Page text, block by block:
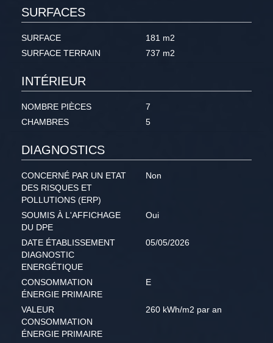
SURFACES
SURFACE
181 m2
SURFACE TERRAIN
737 m2
INTÉRIEUR
NOMBRE PIÈCES
7
CHAMBRES
5
DIAGNOSTICS
CONCERNÉ PAR UN ETAT
DES RISQUES ET
POLLUTIONS (ERP)
Non
SOUMIS À L'AFFICHAGE
DU DPE
Oui
DATE ÉTABLISSEMENT
DIAGNOSTIC
ENERGÉTIQUE
05/05/2026
CONSOMMATION
ÉNERGIE PRIMAIRE
E
VALEUR
CONSOMMATION
ÉNERGIE PRIMAIRE
260 kWh/m2 par an